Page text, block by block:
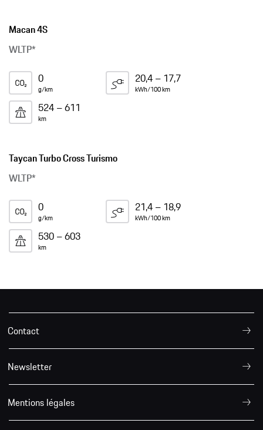
Macan 4S
WLTP*
0
g/km
20,4 – 17,7
kWh/100 km
524 – 611
km
Taycan Turbo Cross Turismo
WLTP*
0
g/km
21,4 – 18,9
kWh/100 km
530 – 603
km
Contact
Newsletter
Mentions légales